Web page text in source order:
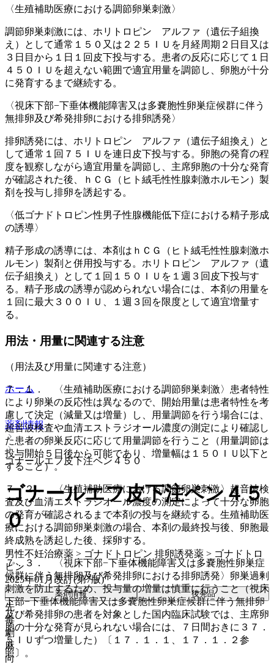
〈生殖補助医療における調節卵巣刺激〉
調節卵巣刺激には、ホリトロピン アルファ（遺伝子組換
え）として通常１５０又は２２５ＩＵを月経周期２日目又は
３日目から１日１回皮下投与する。患者の反応に応じて１日
４５０ＩＵを超えない範囲で適宜用量を調節し、卵胞が十分
に発育するまで継続する。
〈視床下部−下垂体機能障害又は多嚢胞性卵巣症候群に伴う
無排卵及び希発排卵における排卵誘発〉
排卵誘発には、ホリトロピン アルファ（遺伝子組換え）と
して通常１回７５ＩＵを連日皮下投与する。卵胞の発育の程
度を観察しながら適宜用量を調節し、主席卵胞の十分な発育
が確認された後、ｈＣＧ（ヒト絨毛性性腺刺激ホルモン）製
剤を投与し排卵を誘起する。
〈低ゴナドトロピン性男子性腺機能低下症における精子形成
の誘導〉
精子形成の誘導には、本剤はｈＣＧ（ヒト絨毛性性腺刺激ホ
ルモン）製剤と併用投与する。ホリトロピン アルファ（遺
伝子組換え）として１回１５０ＩＵを１週３回皮下投与す
る。精子形成の誘導が認められない場合には、本剤の用量を
１回に最大３００ＩＵ、１週３回を限度として適宜増量す
る。
用法・用量に関連する注意
（用法及び用量に関連する注意）
７．１． 〈生殖補助医療における調節卵巣刺激〉患者特性
により卵巣の反応性は異なるので、開始用量は患者特性を考
慮して決定（減量又は増量）し、用量調節を行う場合には、
超音波検査や血清エストラジオール濃度の測定により確認し
た患者の卵巣反応に応じて用量調節を行うこと（用量調節は
投与開始５日後から可能であり、増量幅は１５０ＩＵ以下と
すること）。
７．２． 〈生殖補助医療における調節卵巣刺激〉超音波検
査及び血清エストラジオール濃度の測定によって十分な卵胞
の発育が確認されるまで本剤の投与を継続する。生殖補助医
療における調節卵巣刺激の場合、本剤の最終投与後、卵胞最
終成熟を誘起した後、採卵する。
７．３． 〈視床下部−下垂体機能障害又は多嚢胞性卵巣症
候群に伴う無排卵及び希発排卵における排卵誘発〉卵巣過剰
刺激を防止するため、投与量の増量は慎重に行うこと（視床
下部−下垂体機能障害又は多嚢胞性卵巣症候群に伴う無排卵
及び希発排卵の患者を対象とした国内臨床試験では、主席卵
胞の十分な発育が見られない場合には、７日間おきに３７．
５ＩＵずつ増量した）〔１７．１．１、１７．１．２参
照〕。
ホーム
薬剤情報
ゴナールエフ皮下注ペン４５０
ゴナールエフ皮下注ペン４５
０
男性不妊治療薬 > ゴナドトロピン 排卵誘発薬 > ゴナドトロ
ピン
2025年01月改訂(第7版)
薬剤情報 後発品
先
毒
劇
麻
向